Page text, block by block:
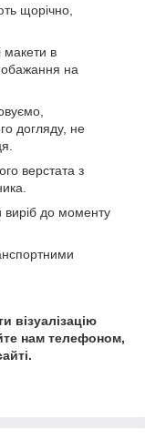
щорічно,
макети в
на
догляду, не
верстата з
виріб до моменту
візуалізацію
нам телефоном,